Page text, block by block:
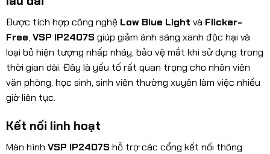
Được tích hợp công nghệ Low Blue Light và Flicker-
Free, VSP IP2407S giúp giảm ánh sáng xanh độc hại và
loại bỏ hiện tượng nhấp nháy, bảo vệ mắt khi sử dụng trong
thời gian dài. Đây là yếu tố rất quan trọng cho nhân viên
văn phòng, học sinh, sinh viên thường xuyên làm việc nhiều
giờ liên tục.
Kết nối linh hoạt
Màn hình VSP IP2407S hỗ trợ các cổng kết nối thông